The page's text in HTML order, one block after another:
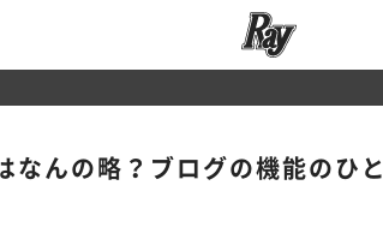
なんの略？ブログの機能のひと